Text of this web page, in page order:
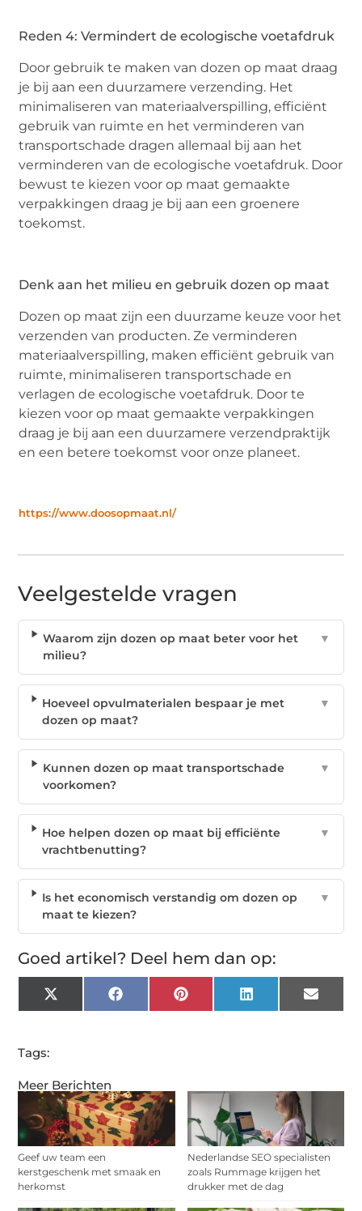
Meer Berichten
Geef uw team een
kerstgeschenk met smaak en
herkomst
Nederlandse SEO specialisten
zoals Rummage krijgen het
drukker met de dag
Reden 4: Vermindert de ecologische voetafdruk
Door gebruik te maken van dozen op maat draag
je bij aan een duurzamere verzending. Het
minimaliseren van materiaalverspilling, efficiënt
gebruik van ruimte en het verminderen van
transportschade dragen allemaal bij aan het
verminderen van de ecologische voetafdruk. Door
bewust te kiezen voor op maat gemaakte
verpakkingen draag je bij aan een groenere
toekomst.
Denk aan het milieu en gebruik dozen op maat
Dozen op maat zijn een duurzame keuze voor het
verzenden van producten. Ze verminderen
materiaalverspilling, maken efficiënt gebruik van
ruimte, minimaliseren transportschade en
verlagen de ecologische voetafdruk. Door te
kiezen voor op maat gemaakte verpakkingen
draag je bij aan een duurzamere verzendpraktijk
en een betere toekomst voor onze planeet.
https://www.doosopmaat.nl/
Veelgestelde vragen
Waarom zijn dozen op maat beter voor het
milieu?
▼
Hoeveel opvulmaterialen bespaar je met
dozen op maat?
▼
Kunnen dozen op maat transportschade
voorkomen?
▼
Hoe helpen dozen op maat bij efficiënte
vrachtbenutting?
▼
Is het economisch verstandig om dozen op
maat te kiezen?
▼
Goed artikel? Deel hem dan op:
X
(Twitter)
Facebook Pinterest LinkedIn Email
Tags: